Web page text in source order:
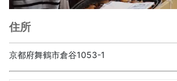
住所
京都府舞鶴市倉谷1053-1